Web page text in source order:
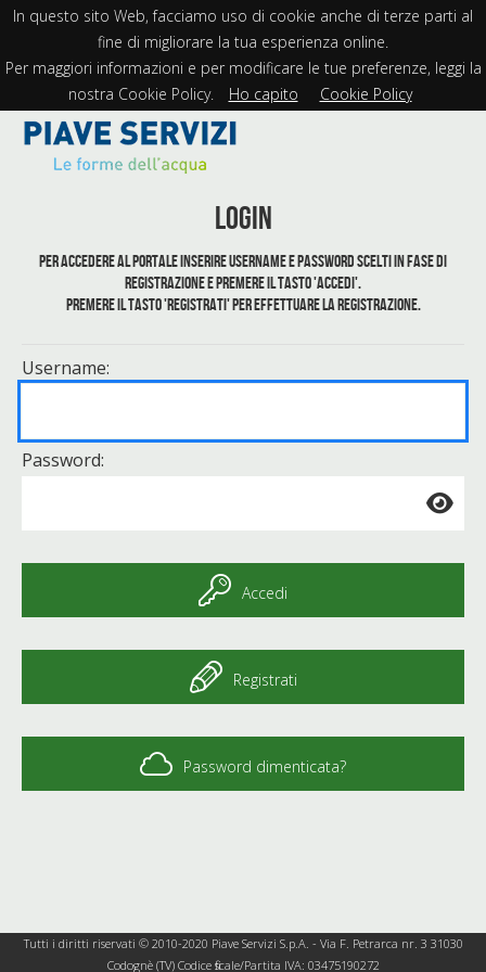
In questo sito Web, facciamo uso di cookie anche di terze parti al
fine di migliorare la tua esperienza online.
Per maggiori informazioni e per modificare le tue preferenze, leggi la
nostra Cookie Policy.
Ho capito Cookie Policy
Login
Per accedere al portale inserire username e password scelti in fase di
registrazione e premere il tasto 'Accedi'.
Premere il tasto 'Registrati' per effettuare la registrazione.
Username:
Password:
Accedi
Registrati
Password dimenticata?
Tutti i diritti riservati © 2010-2020 Piave Servizi S.p.A. - Via F. Petrarca nr. 3 31030
Codognè (TV) Codice fiscale/Partita IVA: 03475190272